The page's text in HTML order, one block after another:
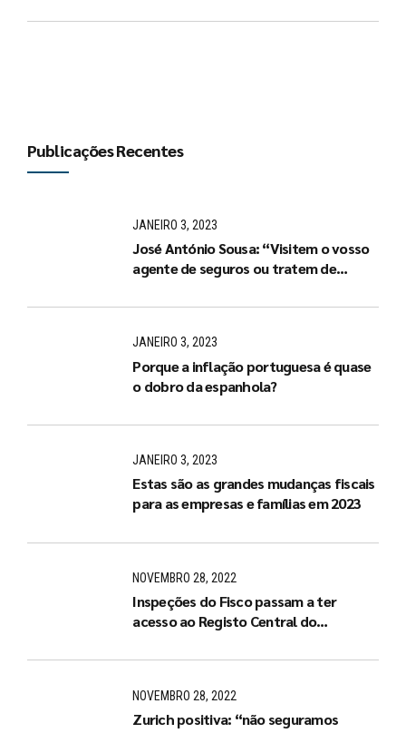
Publicações Recentes
JANEIRO 3, 2023
José António Sousa: “Visitem o vosso
agente de seguros ou tratem de
JANEIRO 3, 2023
Porque a inflação portuguesa é quase
o dobro da espanhola?
JANEIRO 3, 2023
Estas são as grandes mudanças fiscais
para as empresas e famílias em 2023
NOVEMBRO 28, 2022
Inspeções do Fisco passam a ter
acesso ao Registo Central do
NOVEMBRO 28, 2022
Zurich positiva: “não seguramos